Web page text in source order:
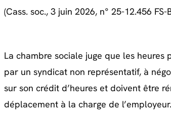
(Cass. soc., 3 juin 2026, n° 25-12.456 FS-
La chambre sociale juge que les
par un syndicat non représentatif, à
sur son crédit d’heures et doivent être
déplacement à la charge de